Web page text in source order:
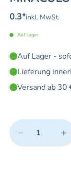
0.3*inkl. MwSt.
Auf Lager
Auf Lager -
Lieferung
Versand ab 30
Quantity
− +
Minimum
Add 1 item to cart